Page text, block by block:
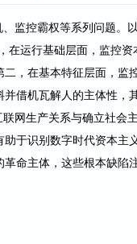
监控霸权等系列问题。
在运行基础层面，监控资
，在基本特征层面，监
借机瓦解人的主体性，
网生产关系与确立社会
于识别数字时代资本主
命主体，这些根本缺陷